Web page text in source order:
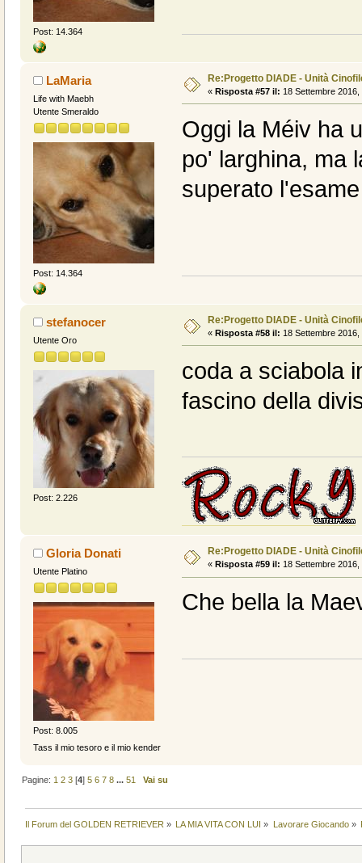
Post: 14.364
LaMaria
Life with Maebh
Utente Smeraldo
Post: 14.364
Re:Progetto DIADE - Unità
« Risposta #57 il: 18 Settembre 2016,
Oggi la Méiv ha
po' larghina, ma
superato
stefanocer
Utente Oro
Post: 2.226
Re:Progetto DIADE - Unità
« Risposta #58 il: 18 Settembre 2016,
coda a sciabola
fascino della
Gloria Donati
Utente Platino
Post: 8.005
Tass il mio tesoro e il mio kender
Re:Progetto DIADE - Unità
« Risposta #59 il: 18 Settembre 2016,
Che bella la
Pagine: 1 2 3 [4]5 6 7 8 ...51 Vai su
Il Forum del GOLDEN RETRIEVER » LA MIA VITA CON LUI » Lavorare Giocando»